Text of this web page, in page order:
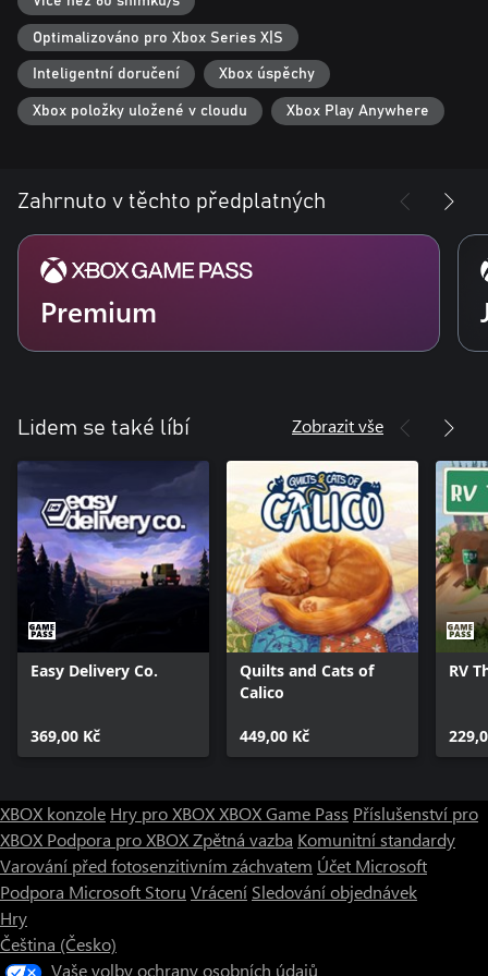
next adventure!
Optimalizováno pro Xbox Series X|S
Inteligentní doručení Xbox úspěchy
Xbox položky uložené v cloudu Xbox Play Anywhere
Zahrnuto v těchto předplatných
Premium
Lidem se také líbí Zobrazit vše
Easy Delivery Co.
369,00 Kč
Quilts and Cats of
Calico
449,00 Kč
RV
XBOX konzole Hry pro XBOXXBOX Game Pass Příslušenství pro
XBOX Podpora pro XBOXZpětná vazba Komunitní standardy
Varování před fotosenzitivním záchvatem Účet Microsoft
Podpora Microsoft Storu Vrácení Sledování objednávek
Hry
Čeština (Česko)
Vaše volby ochrany osobních údajů